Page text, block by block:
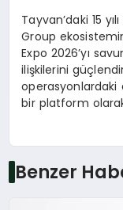
Tayvan’daki 15
Group
Expo 2026’yı
ilişkilerini
bir platform
Benzer